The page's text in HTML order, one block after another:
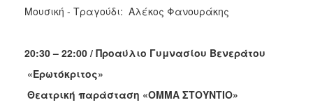
Μουσική - Τραγούδι: Αλέκος Φανουράκης
20:30 – 22:00 / Προαύλιο Γυμνασίου Βενεράτου
«Ερωτόκριτος»
Θεατρική παράσταση «ΟΜΜΑ ΣΤΟΥΝΤΙΟ»